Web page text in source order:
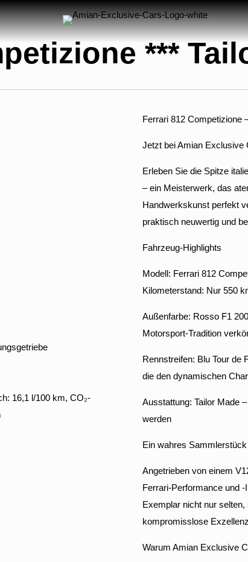
***
16,1 l/100 km, CO₂-
Ferrari 812 Competizione
Jetzt bei Amian Exclusive
Erleben Sie die Spitze
– ein Meisterwerk, das
Handwerkskunst perfekt
praktisch neuwertig und
Fahrzeug-Highlights
Modell: Ferrari 812
Kilometerstand: Nur 550
Außenfarbe: Rosso F1
Motorsport-Tradition
Rennstreifen: Blu Tour de
die den dynamischen
Ausstattung: Tailor Made
werden
Ein wahres Sammlerstück
Angetrieben von einem
Ferrari-Performance und
Exemplar nicht nur
kompromisslose
Warum Amian Exclusive